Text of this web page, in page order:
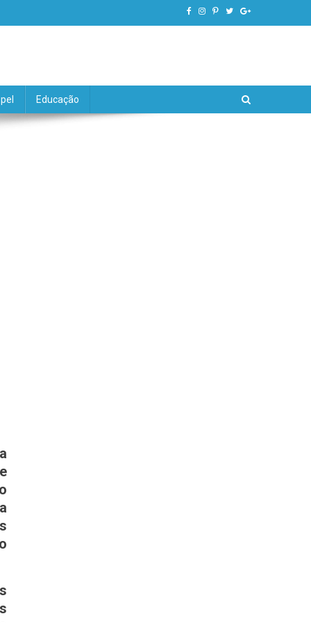
Educação